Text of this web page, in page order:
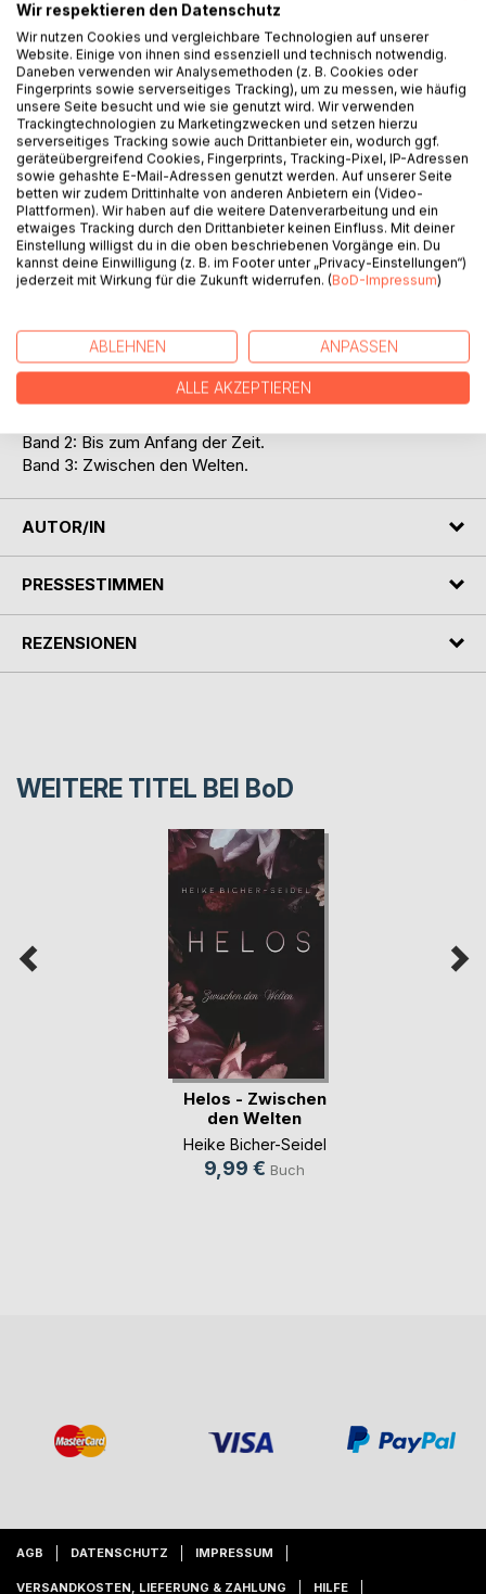
BESCHREIBUNG
Um sein Leben zu retten, flüchtet Emron, der
halbmenschliche Sohn des Unterdrückers der Menschheit
aus dem Jahr 2685 ins Jahr 1988. Er landet im Zimmer der
22-jährigen Politikstudentin Mia. Doch damit ist die Gefahr
für Emron nicht gebannt und auch Mia gerät ins Visier der
Dem ungleichen Paar bleibt nur eine Zuflucht, die Zukunft.
Helos, die komplette Trilogie in einem Sammelband
Band 2: Bis zum Anfang der Zeit.
Band 3: Zwischen den Welten.
AUTOR/IN
PRESSESTIMMEN
REZENSIONEN
WEITERE TITEL BEI BoD
Helos - Zwischen
den Welten
Heike Bicher-Seidel
9,99 € Buch
AGB DATENSCHUTZ IMPRESSUM
VERSANDKOSTEN, LIEFERUNG & ZAHLUNG HILFE
Wir respektieren den Datenschutz
Wir nutzen Cookies und vergleichbare Technologien auf unserer
Website. Einige von ihnen sind essenziell und technisch notwendig.
Daneben verwenden wir Analysemethoden (z. B. Cookies oder
Fingerprints sowie serverseitiges Tracking), um zu messen, wie häufig
unsere Seite besucht und wie sie genutzt wird. Wir verwenden
Trackingtechnologien zu Marketingzwecken und setzen hierzu
serverseitiges Tracking sowie auch Drittanbieter ein, wodurch ggf.
geräteübergreifend Cookies, Fingerprints, Tracking-Pixel, IP-Adressen
sowie gehashte E-Mail-Adressen genutzt werden. Auf unserer Seite
betten wir zudem Drittinhalte von anderen Anbietern ein (Video-
Plattformen). Wir haben auf die weitere Datenverarbeitung und ein
etwaiges Tracking durch den Drittanbieter keinen Einfluss. Mit deiner
Einstellung willigst du in die oben beschriebenen Vorgänge ein. Du
kannst deine Einwilligung (z. B. im Footer unter „Privacy-Einstellungen“)
jederzeit mit Wirkung für die Zukunft widerrufen. (BoD-Impressum)
ABLEHNEN ANPASSEN
ALLE AKZEPTIEREN